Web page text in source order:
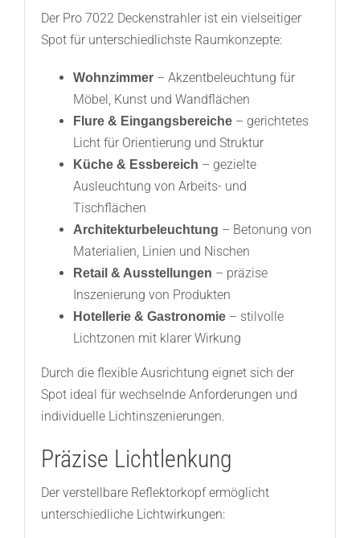
Der Pro 7022 Deckenstrahler ist ein vielseitiger
Spot für unterschiedlichste Raumkonzepte:
Wohnzimmer– Akzentbeleuchtung für
Möbel, Kunst und Wandflächen
Flure & Eingangsbereiche– gerichtetes
Licht für Orientierung und Struktur
Küche & Essbereich – gezielte
Ausleuchtung von Arbeits- und
Tischflächen
Architekturbeleuchtung – Betonung von
Materialien, Linien und Nischen
Retail & Ausstellungen – präzise
Inszenierung von Produkten
Hotellerie & Gastronomie– stilvolle
Lichtzonen mit klarer Wirkung
Durch die flexible Ausrichtung eignet sich der
Spot ideal für wechselnde Anforderungen und
individuelle Lichtinszenierungen.
Präzise Lichtlenkung
Der verstellbare Reflektorkopf ermöglicht
unterschiedliche Lichtwirkungen: